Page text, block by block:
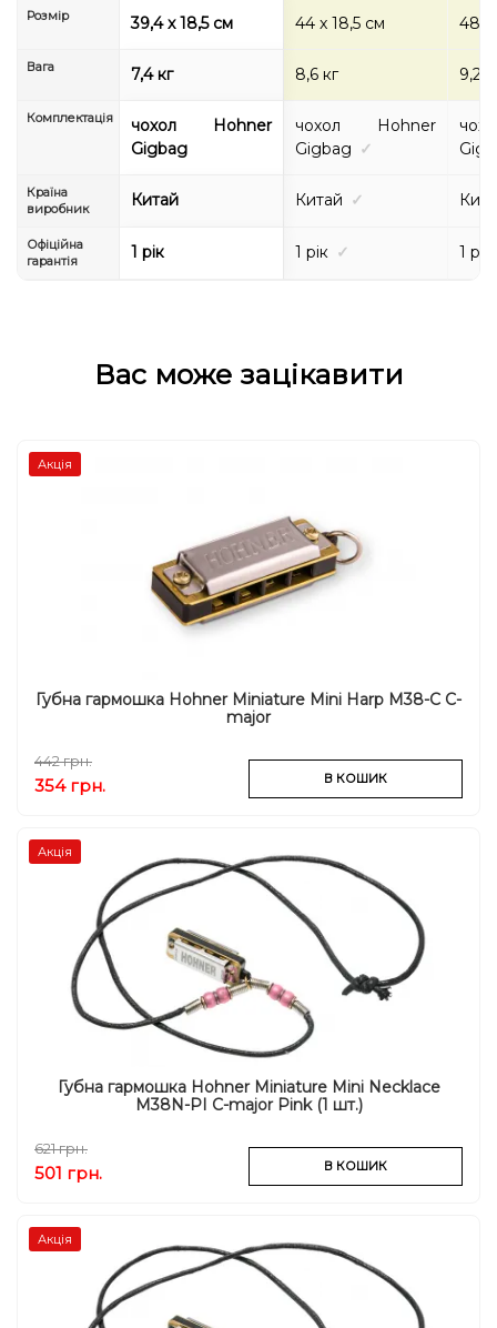
Розмір 39,4 x 18,5 см 44 x 18,5 см 48 x
Вага 7,4 кг 8,6 кг 9,2
Комплектація
чохол Hohner
Gigbag
чохол Hohner
Gigbag ✓
Країна
виробник
Китай Китай ✓
Офіційна
гарантія
1 рік 1 рік ✓ 1 рік
Вас може зацікавити
Акція
Губна гармошка Hohner Miniature Mini Harp M38-C C-
major
442 грн.
354 грн. В КОШИК
Акція
Губна гармошка Hohner Miniature Mini Necklace
M38N-PI C-major Pink (1 шт.)
621 грн.
501 грн. В КОШИК
Акція